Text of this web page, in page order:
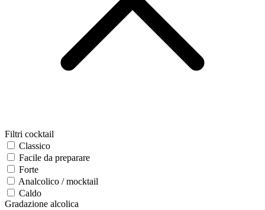
Filtri cocktail
Classico
Facile da preparare
Forte
Analcolico / mocktail
Caldo
Gradazione alcolica